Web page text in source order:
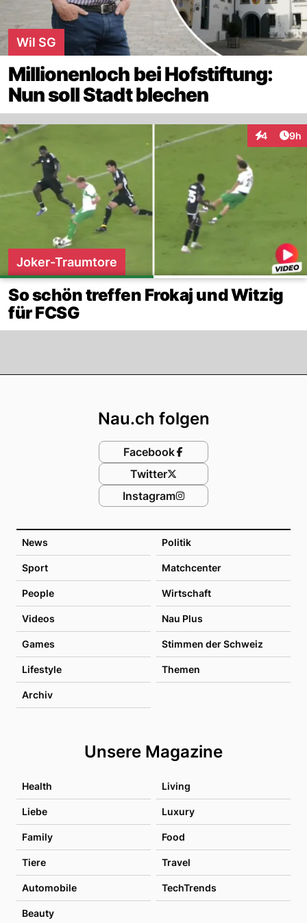
Wil SG
Millionenloch bei Hofstiftung:
Nun soll Stadt blechen
4 9h
Joker-Traumtore
So schön treffen Frokaj und Witzig
für FCSG
News Politik
Sport Matchcenter
People Wirtschaft
Videos Nau Plus
Games Stimmen der Schweiz
Lifestyle Themen
Archiv
Unsere Magazine
Health Living
Liebe Luxury
Family Food
Tiere Travel
Automobile TechTrends
Beauty
Nau.ch folgen
Facebook
Twitter
Instagram